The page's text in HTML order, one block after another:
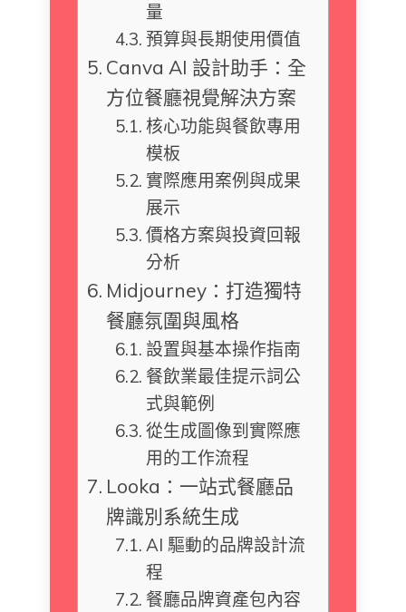
量
預算與長期使用價值
Canva AI 設計助手：全
方位餐廳視覺解決方案
核心功能與餐飲專用
模板
實際應用案例與成果
展示
價格方案與投資回報
分析
Midjourney：打造獨特
餐廳氛圍與風格
設置與基本操作指南
餐飲業最佳提示詞公
式與範例
從生成圖像到實際應
用的工作流程
Looka：一站式餐廳品
牌識別系統生成
AI 驅動的品牌設計流
程
餐廳品牌資產包內容